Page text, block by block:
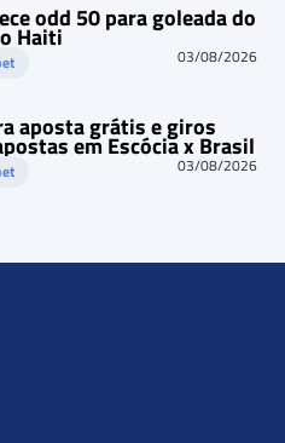
odd 50 para goleada do
Haiti
03/08/2026
aposta grátis e giros
em Escócia x Brasil
03/08/2026